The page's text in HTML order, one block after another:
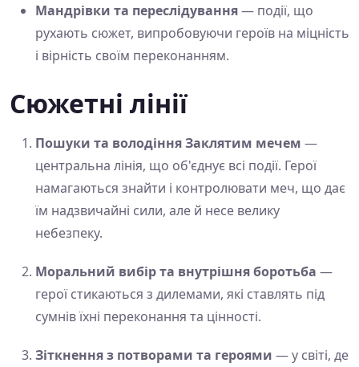
Мандрівки та переслідування— події, що
рухають сюжет, випробовуючи героїв на міцність
і вірність своїм переконанням.
Сюжетні лінії
Пошуки та володіння Заклятим мечем —
центральна лінія, що об'єднує всі події. Герої
намагаються знайти і контролювати меч, що дає
їм надзвичайні сили, але й несе велику
небезпеку.
Моральний вибір та внутрішня боротьба —
герої стикаються з дилемами, які ставлять під
сумнів їхні переконання та цінності.
Зіткнення з потворами та героями — у світі, де